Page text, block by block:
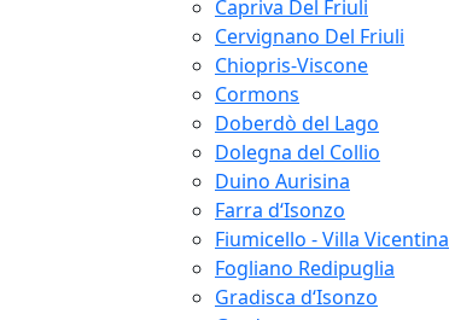
Capriva Del Friuli
Cervignano Del Friuli
Chiopris-Viscone
Cormons
Doberdò del Lago
Dolegna del Collio
Duino Aurisina
Farra d‘Isonzo
Fiumicello - Villa Vicentina
Fogliano Redipuglia
Gradisca d‘Isonzo